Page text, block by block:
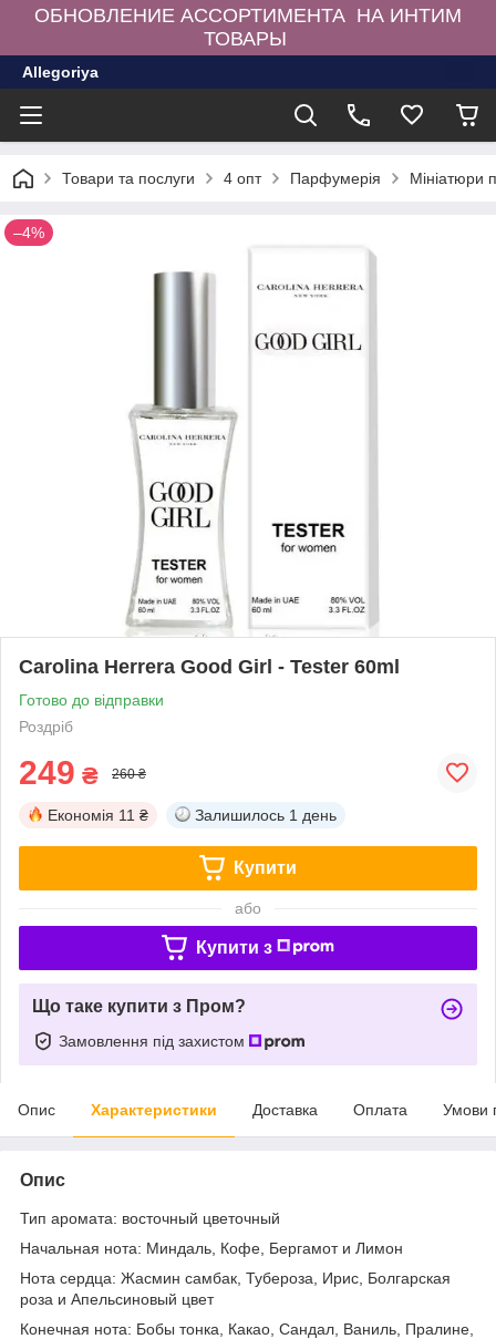
ОБНОВЛЕНИЕ АССОРТИМЕНТА НА ИНТИМ
ТОВАРЫ
Allegoriya
Товари та послуги 4 опт Парфумерія Мініатюри
–4%
Carolina Herrera Good Girl - Tester 60ml
Готово до відправки
Роздріб
249 ₴ 260 ₴
Економія 11 ₴ Залишилось 1 день
Купити
або
Купити з
Що таке купити з Пром?
Замовлення під захистом
Опис Характеристики Доставка Оплата Умови
Опис
Тип аромата: восточный цветочный
Начальная нота: Миндаль, Кофе, Бергамот и Лимон
Нота сердца: Жасмин самбак, Тубероза, Ирис, Болгарская
роза и Апельсиновый цвет
Конечная нота: Бобы тонка, Какао, Сандал, Ваниль, Пралине,